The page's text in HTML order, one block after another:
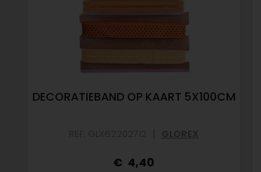
DECORATIEBAND OP KAART 5X100CM
| GLOREX
4,40